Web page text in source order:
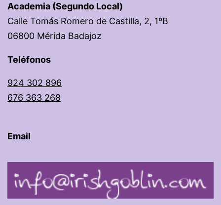
Academia (Segundo Local)
Calle Tomás Romero de Castilla, 2, 1ºB
06800 Mérida Badajoz
Teléfonos
924 302 896
676 363 268
Email